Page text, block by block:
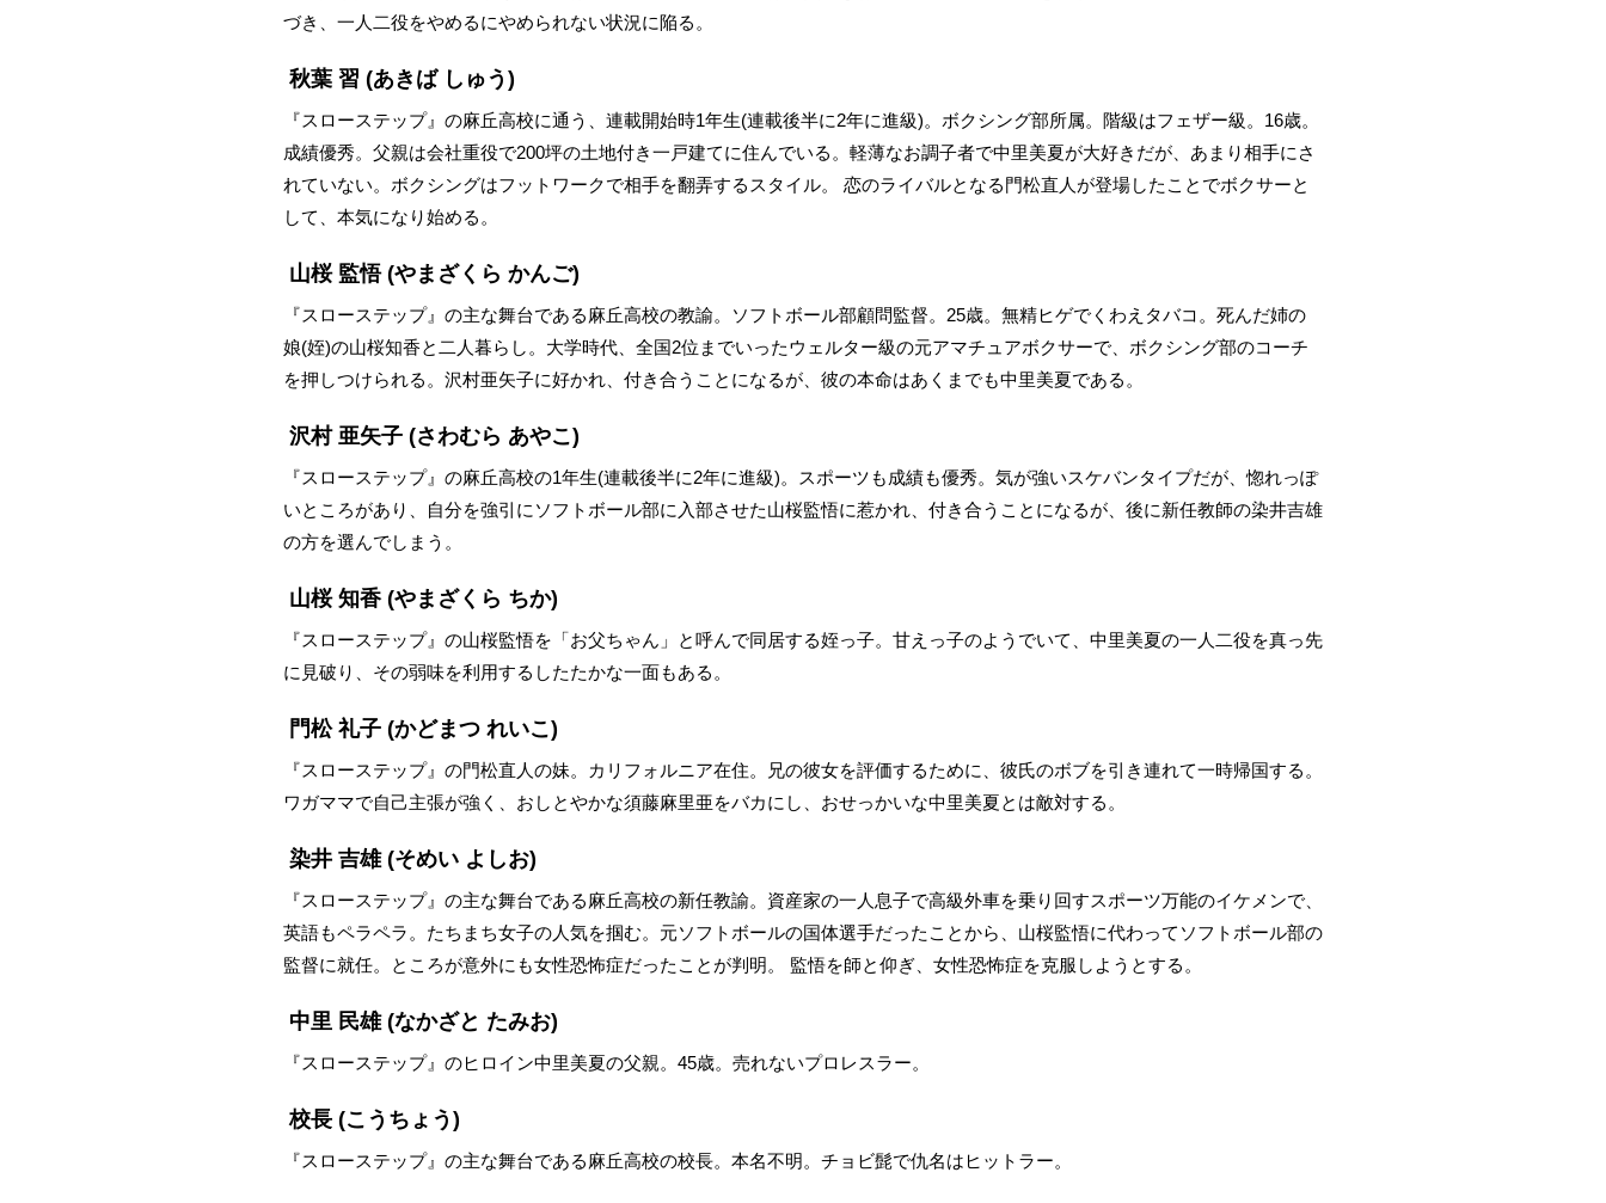
づき、一人二役をやめるにやめられない状況に陥る。
秋葉 習 (あきば しゅう)
『スローステップ』の麻丘高校に通う、連載開始時1年生(連載後半に2年に進級)。ボクシング部所属。階級はフェザー級。16歳。
成績優秀。父親は会社重役で200坪の土地付き一戸建てに住んでいる。軽薄なお調子者で中里美夏が大好きだが、あまり相手にさ
れていない。ボクシングはフットワークで相手を翻弄するスタイル。 恋のライバルとなる門松直人が登場したことでボクサーと
して、本気になり始める。
山桜 監悟(やまざくら かんご)
『スローステップ』の主な舞台である麻丘高校の教諭。ソフトボール部顧問監督。25歳。無精ヒゲでくわえタバコ。死んだ姉の
娘(姪)の山桜知香と二人暮らし。大学時代、全国2位までいったウェルター級の元アマチュアボクサーで、ボクシング部のコーチ
を押しつけられる。沢村亜矢子に好かれ、付き合うことになるが、彼の本命はあくまでも中里美夏である。
沢村 亜矢子 (さわむら あやこ)
『スローステップ』の麻丘高校の1年生(連載後半に2年に進級)。スポーツも成績も優秀。気が強いスケバンタイプだが、惚れっぽ
いところがあり、自分を強引にソフトボール部に入部させた山桜監悟に惹かれ、付き合うことになるが、後に新任教師の染井吉雄
の方を選んでしまう。
山桜 知香 (やまざくら ちか)
『スローステップ』の山桜監悟を「お父ちゃん」と呼んで同居する姪っ子。甘えっ子のようでいて、中里美夏の一人二役を真っ先
に見破り、その弱味を利用するしたたかな一面もある。
門松 礼子 (かどまつ れいこ)
『スローステップ』の門松直人の妹。カリフォルニア在住。兄の彼女を評価するために、彼氏のボブを引き連れて一時帰国する。
ワガママで自己主張が強く、おしとやかな須藤麻里亜をバカにし、おせっかいな中里美夏とは敵対する。
染井 吉雄(そめい よしお)
『スローステップ』の主な舞台である麻丘高校の新任教諭。資産家の一人息子で高級外車を乗り回すスポーツ万能のイケメンで、
英語もペラペラ。たちまち女子の人気を掴む。元ソフトボールの国体選手だったことから、山桜監悟に代わってソフトボール部の
監督に就任。ところが意外にも女性恐怖症だったことが判明。 監悟を師と仰ぎ、女性恐怖症を克服しようとする。
中里 民雄(なかざと たみお)
『スローステップ』のヒロイン中里美夏の父親。45歳。売れないプロレスラー。
校長 (こうちょう)
『スローステップ』の主な舞台である麻丘高校の校長。本名不明。チョビ髭で仇名はヒットラー。